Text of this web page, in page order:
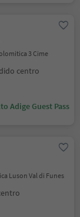
3 Cime
centro
Adige Guest Pass
Luson Val di Funes